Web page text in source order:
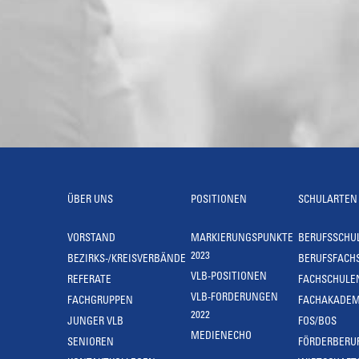
ÜBER UNS
VORSTAND
BEZIRKS-/KREISVERBÄNDE
REFERATE
FACHGRUPPEN
JUNGER VLB
SENIOREN
POSITIONEN
MARKIERUNGSPUNKTE
2023
VLB-POSITIONEN
VLB-FORDERUNGEN
2022
MEDIENECHO
SCHULARTEN
FOS/BOS